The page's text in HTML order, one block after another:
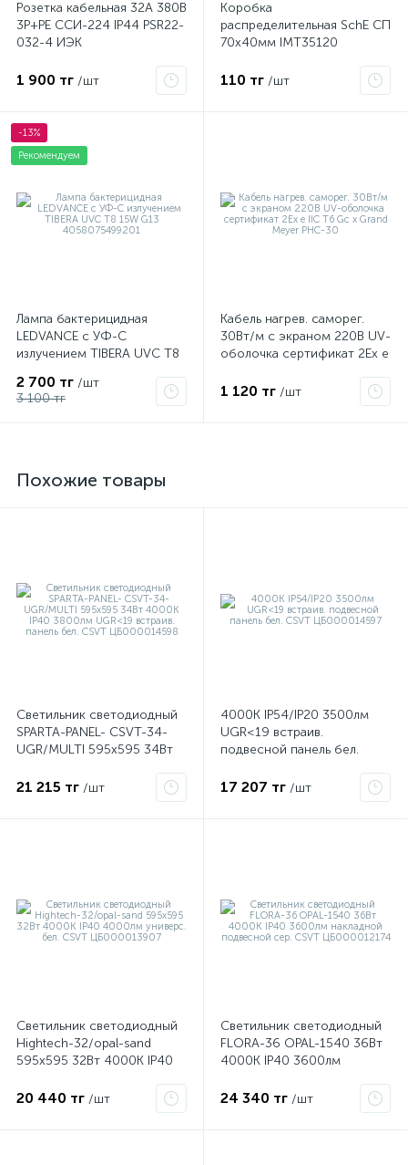
Розетка кабельная 32А 380В
3P+PЕ ССИ-224 IP44 PSR22-
032-4 ИЭК
1 900 тг /шт
Коробка
распределительная SchE СП
70х40мм IMT35120
110 тг /шт
-13%
Рекомендуем
Лампа бактерицидная
LEDVANCE с УФ-С
излучением TIBERA UVC T8
2 700 тг /шт
3 100 тг
Кабель нагрев. саморег.
30Вт/м с экраном 220В UV-
оболочка сертификат 2Ex e
PHC-30
1 120 тг /шт
Похожие товары
Светильник светодиодный
SPARTA-PANEL- CSVT-34-
UGR/MULTI 595х595 34Вт
UGR<19 встраив. панель
бел. CSVT ЦБ000014598
21 215 тг /шт
4000К IP54/IP20 3500лм
UGR<19 встраив.
подвесной панель бел.
17 207 тг /шт
Светильник светодиодный
Hightech-32/opal-sand
595х595 32Вт 4000К IP40
ЦБ000013907
20 440 тг /шт
Светильник светодиодный
FLORA-36 OPAL-1540 36Вт
4000К IP40 3600лм
CSVT ЦБ000012174
24 340 тг /шт